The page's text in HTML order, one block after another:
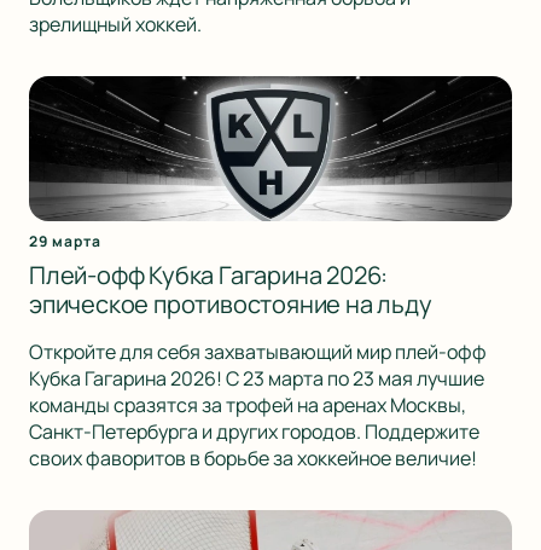
зрелищный хоккей.
29 марта
Плей-офф Кубка Гагарина 2026:
эпическое противостояние на льду
Откройте для себя захватывающий мир плей-офф
Кубка Гагарина 2026! С 23 марта по 23 мая лучшие
команды сразятся за трофей на аренах Москвы,
Санкт-Петербурга и других городов. Поддержите
своих фаворитов в борьбе за хоккейное величие!